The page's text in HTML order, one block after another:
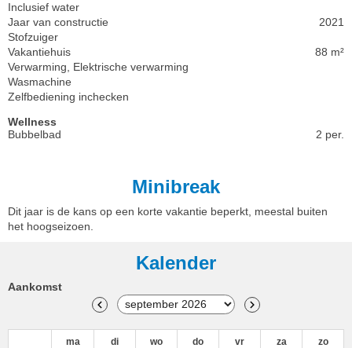
Inclusief water
Jaar van constructie
2021
Stofzuiger
Vakantiehuis
88 m²
Verwarming, Elektrische verwarming
Wasmachine
Zelfbediening inchecken
Wellness
Bubbelbad
2 per.
Minibreak
Dit jaar is de kans op een korte vakantie beperkt, meestal buiten
het hoogseizoen.
Kalender
Aankomst
ma di wo do vr za zo